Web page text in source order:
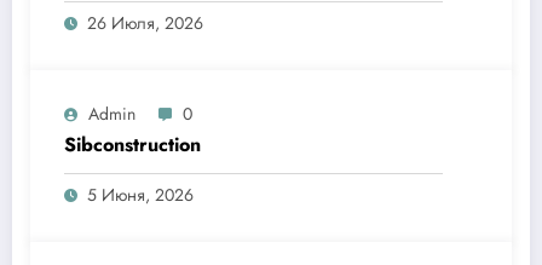
26 Июля, 2026
Admin 0
Sibconstruction
5 Июня, 2026